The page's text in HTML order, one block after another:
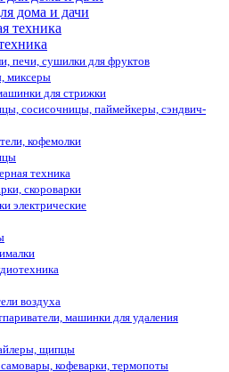
дома и дачи
печи, сушилки для фруктов
миксеры
для стрижки
сосисочницы, паймейкеры, сэндвич-
кофемолки
техника
скороварки
электрические
воздуха
машинки для удаления
щипцы
кофеварки, термопоты